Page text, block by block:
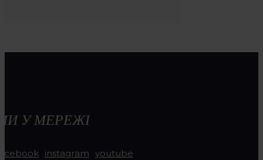
У МЕРЕЖІ
instagram youtube